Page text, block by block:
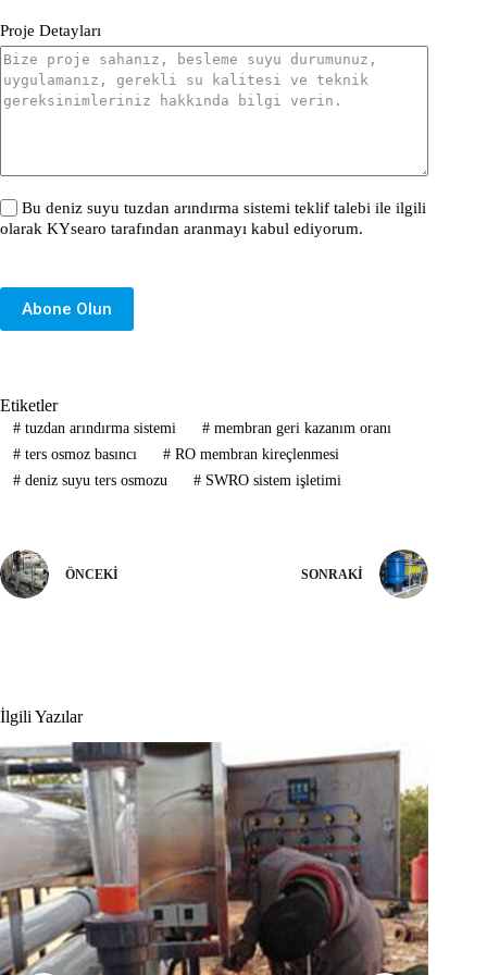
Proje Detayları
Bu deniz suyu tuzdan arındırma sistemi teklif talebi ile ilgili
olarak KYsearo tarafından aranmayı kabul ediyorum.
Abone Olun
Etiketler
#tuzdan arındırma sistemi #membran geri kazanım oranı
#ters osmoz basıncı #RO membran kireçlenmesi
#deniz suyu ters osmozu #SWRO sistem işletimi
ÖNCEKI SONRAKI
İlgili Yazılar